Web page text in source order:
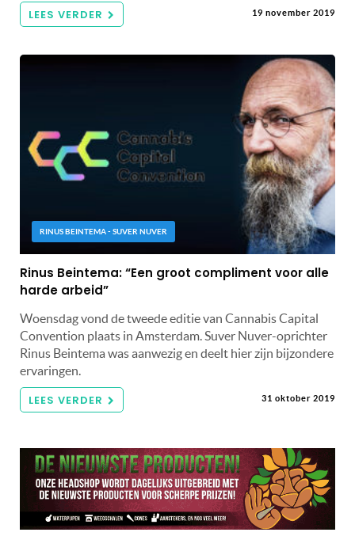
LEES VERDER 19 november 2019
RINUS BEINTEMA - SUVER NUVER
Rinus Beintema: “Een groot compliment voor alle
harde arbeid”
Woensdag vond de tweede editie van Cannabis Capital
Convention plaats in Amsterdam. Suver Nuver-oprichter
Rinus Beintema was aanwezig en deelt hier zijn bijzondere
ervaringen.
LEES VERDER 31 oktober 2019